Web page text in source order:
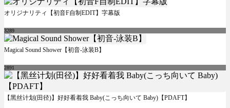
オリジナリティ【初音F自制EDIT】字幕版
3289
Magical Sound Shower【初音-泳装B】
2891
【黑丝计划(田径)】好好看着我 Baby(こっち向いて Baby)【PDAFT】